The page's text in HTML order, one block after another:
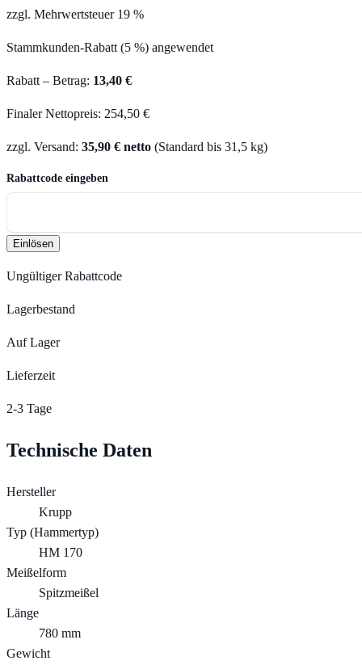
zzgl. Mehrwertsteuer 19 %
Stammkunden-Rabatt (5 %) angewendet
Rabatt – Betrag: 13,40 €
Finaler Nettopreis: 254,50 €
zzgl. Versand: 35,90 € netto (Standard bis 31,5 kg)
Rabattcode eingeben
Einlösen
Ungültiger Rabattcode
Lagerbestand
Auf Lager
Lieferzeit
2-3 Tage
Technische Daten
Hersteller
Krupp
Typ (Hammertyp)
HM 170
Meißelform
Spitzmeißel
Länge
780 mm
Gewicht